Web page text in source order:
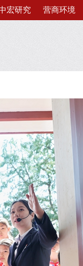
宏研究 营商环境